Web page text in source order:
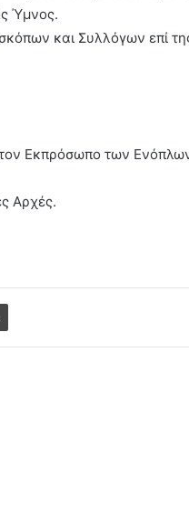
Ύμνος.
και Συλλόγων επί
Εκπρόσωπο των
Αρχές.